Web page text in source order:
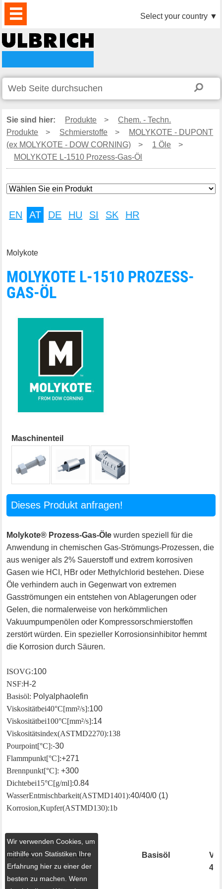
PRODUKTE
AKTUELLES
DOWNLOAD
VIDEO
PARTNER
UNTERNEHMEN
KONTAKTE Select your country ▼
Sie sind hier: Produkte >
Chem. - Techn.
Produkte
> Schmierstoffe >
MOLYKOTE - DUPONT
(ex MOLYKOTE - DOW CORNING)
> 1 Öle
>
MOLYKOTE L-1510 Prozess-Gas-Öl
EN AT DE HU SI SK HR
Molykote
MOLYKOTE L-1510 PROZESS-
GAS-ÖL
Maschinenteil
Dieses Produkt anfragen!
Molykote® Prozess-Gas-Öle wurden speziell für die
Anwendung in chemischen Gas-Strömungs-Prozessen, die
aus weniger als 2% Sauerstoff und extrem korrosiven
Gasen wie HCI, HBr oder Methylchlorid bestehen. Diese
Öle verhindern auch in Gegenwart von extremen
Gasströmungen ein entstehen von Ablagerungen oder
Gelen, die normalerweise von herkömmlichen
Vakuumpumpenölen oder Kompressorschmierstoffen
zerstört würden. Ein spezieller Korrosionsinhibitor hemmt
die Korrosion durch Säuren.
ISO VG:100
NSF:H-2
Basisöl: Polyalphaolefin
Viskosität bei 40°C [mm²/s]:100
Viskosität bei 100°C [mm²/s]:14
Viskositätsindex (ASTM D2270): 138
Pourpoint [°C]:-30
Flammpunkt [°C]:+271
Brennpunkt [°C]: +300
Dichte bei 15°C [g/ml]:0.84
Wasser Entmischbarkeit (ASTM D1401):40/40/0 (1)
Korrosion, Kupfer (ASTM D130): 1b
ISO VG NSF Basisöl
Wir verwenden Cookies, um
mithilfe von Statistiken Ihre
Erfahrung hier zu einer der
besten zu machen. Wenn